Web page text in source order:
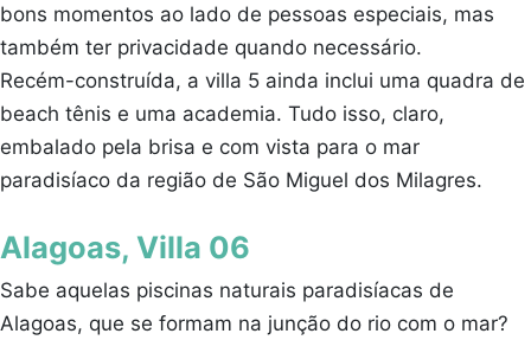
bons momentos ao lado de pessoas especiais, mas
também ter privacidade quando necessário.
Recém-construída, a villa 5 ainda inclui uma quadra de
beach tênis e uma academia. Tudo isso, claro,
embalado pela brisa e com vista para o mar
paradisíaco da região de São Miguel dos Milagres.
Alagoas, Villa 06
Sabe aquelas piscinas naturais paradisíacas de
Alagoas, que se formam na junção do rio com o mar?